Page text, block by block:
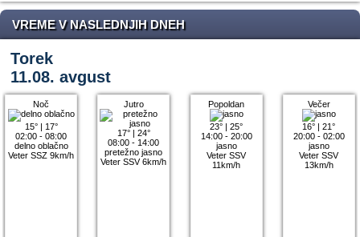
VREME V NASLEDNJIH DNEH
Torek
11.08. avgust
Noč
15°| 17°
02:00 - 08:00
delno oblačno
Veter SSZ 9km/h
Jutro
17°| 24°
08:00 - 14:00
pretežno jasno
Veter SSV 6km/h
Popoldan
23° |25°
14:00 - 20:00
jasno
Veter SSV
11km/h
Večer
16° |21°
20:00 - 02:00
jasno
Veter SSV
13km/h